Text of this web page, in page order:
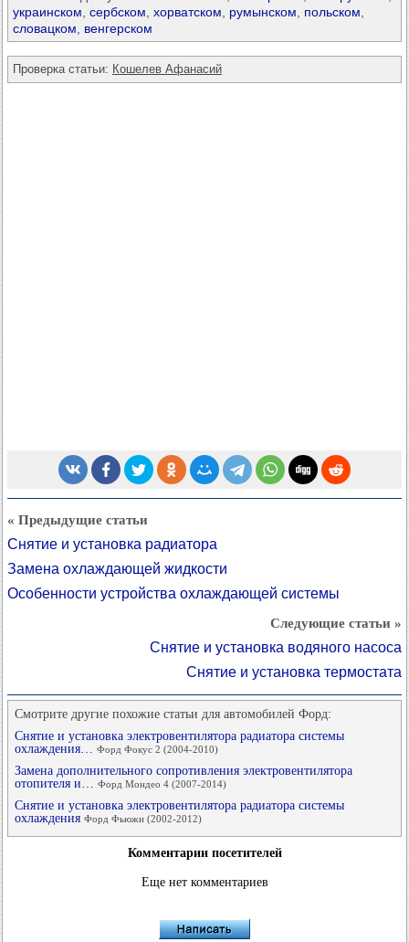
украинском сербском хорватском румынском польском
словацком
венгерском
Проверка статьи: Кошелев Афанасий
« Предыдущие статьи
Снятие и установка радиатора
Замена охлаждающей жидкости
Особенности устройства охлаждающей системы
Следующие статьи »
Снятие и установка водяного насоса
Снятие и установка термостата
Смотрите другие похожие статьи для автомобилей Форд:
Снятие и установка электровентилятора радиатора системы
охлаждения… Форд Фокус 2 (2004-2010)
Замена дополнительного сопротивления электровентилятора
отопителя и… Форд Мондео 4 (2007-2014)
Снятие и установка электровентилятора радиатора системы
охлаждения Форд Фьюжн (2002-2012)
Комментарии посетителей
Еще нет комментариев